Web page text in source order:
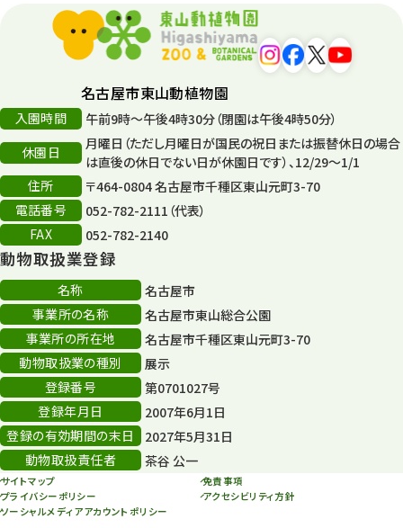
名古屋市東山動植物園
入園時間
午前9時～午後4時30分（閉園は午後4時50分）
休園日
月曜日（ただし月曜日が国民の祝日または振替休日の場合
は直後の休日でない日が休園日です）、12/29～1/1
住所
〒464-0804 名古屋市千種区東山元町3-70
電話番号
052-782-2111（代表）
FAX
052-782-2140
動物取扱業登録
名称
名古屋市
事業所の名称
名古屋市東山総合公園
事業所の所在地
名古屋市千種区東山元町3-70
動物取扱業の種別
展示
登録番号
第0701027号
登録年月日
2007年6月1日
登録の有効期間の末日
2027年5月31日
動物取扱責任者
茶谷 公一
サイトマップ
免責事項
プライバシーポリシー
アクセシビリティ方針
ソーシャルメディアアカウントポリシー